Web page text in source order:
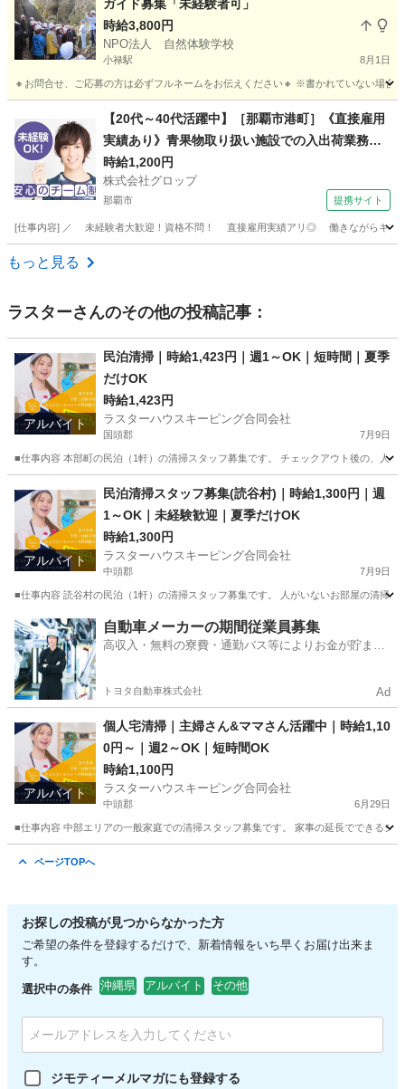
ガイド募集「未経験者可」
時給3,800円
NPO法人 自然体験学校
小禄駅 8月1日
🔸お問合せ、ご応募の方は必ずフルネームをお伝えください🔸 ※書かれていない場合
小禄駅 その他 NPO法人
【20代～40代活躍中】［那覇市港町］《直接雇用
実績あり》青果物取り扱い施設での入出荷業務／
日勤／残業なし／無料駐車場完備
時給1,200円
株式会社グロップ
那覇市 提携サイト
[仕事内容] ／ 未経験者大歓迎！資格不問！ 直接雇用実績アリ◎ 働きながらキャリ
沖縄 那覇市
もっと見る
ラスターさんのその他の投稿記事：
アルバイト
民泊清掃｜時給1,423円｜週1～OK｜短時間｜夏季
だけOK
時給1,423円
ラスターハウスキーピング合同会社
国頭郡 7月9日
■仕事内容 本部町の民泊（1軒）の清掃スタッフ募集です。 チェックアウト後の、人
その他 本部町
アルバイト
民泊清掃スタッフ募集(読谷村)｜時給1,300円｜週
1～OK｜未経験歓迎｜夏季だけOK
時給1,300円
ラスターハウスキーピング合同会社
中頭郡 7月9日
■仕事内容 読谷村の民泊（1軒）の清掃スタッフ募集です。 人がいないお部屋の清掃
沖縄 中頭郡 その他 読谷村
自動車メーカーの期間従業員募集
高収入・無料の寮費・通勤バス等によりお金が貯まり
トヨタ自動車株式会社 Ad
アルバイト
個人宅清掃｜主婦さん&ママさん活躍中｜時給1,10
0円～｜週2～OK｜短時間OK
時給1,100円
ラスターハウスキーピング合同会社
中頭郡 6月29日
■仕事内容 中部エリアの一般家庭での清掃スタッフ募集です。 家事の延長でできるシ
ページTOPへ
お探しの投稿が見つからなかった方
ご希望の条件を登録するだけで、新着情報をいち早くお届け出来ま
す。
選択中の条件 沖縄県 アルバイト その他
ジモティーメルマガにも登録する